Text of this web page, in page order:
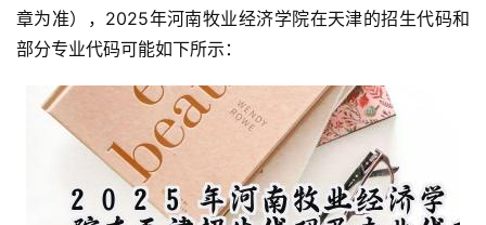
章为准），2025年河南牧业经济学院在天津的招生代码和
部分专业代码可能如下所示：